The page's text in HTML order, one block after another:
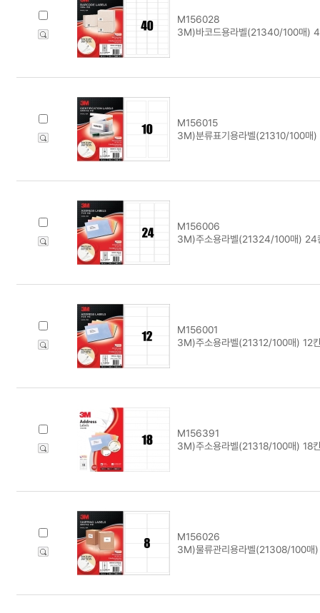
M156028
3M)바코드용라벨(21340/100매)
M156015
3M)분류표기용라벨(21310/100매)
M156006
3M)주소용라벨(21324/100매) 24
M156001
3M)주소용라벨(21312/100매) 12
M156391
3M)주소용라벨(21318/100매) 18
M156026
3M)물류관리용라벨(21308/100매